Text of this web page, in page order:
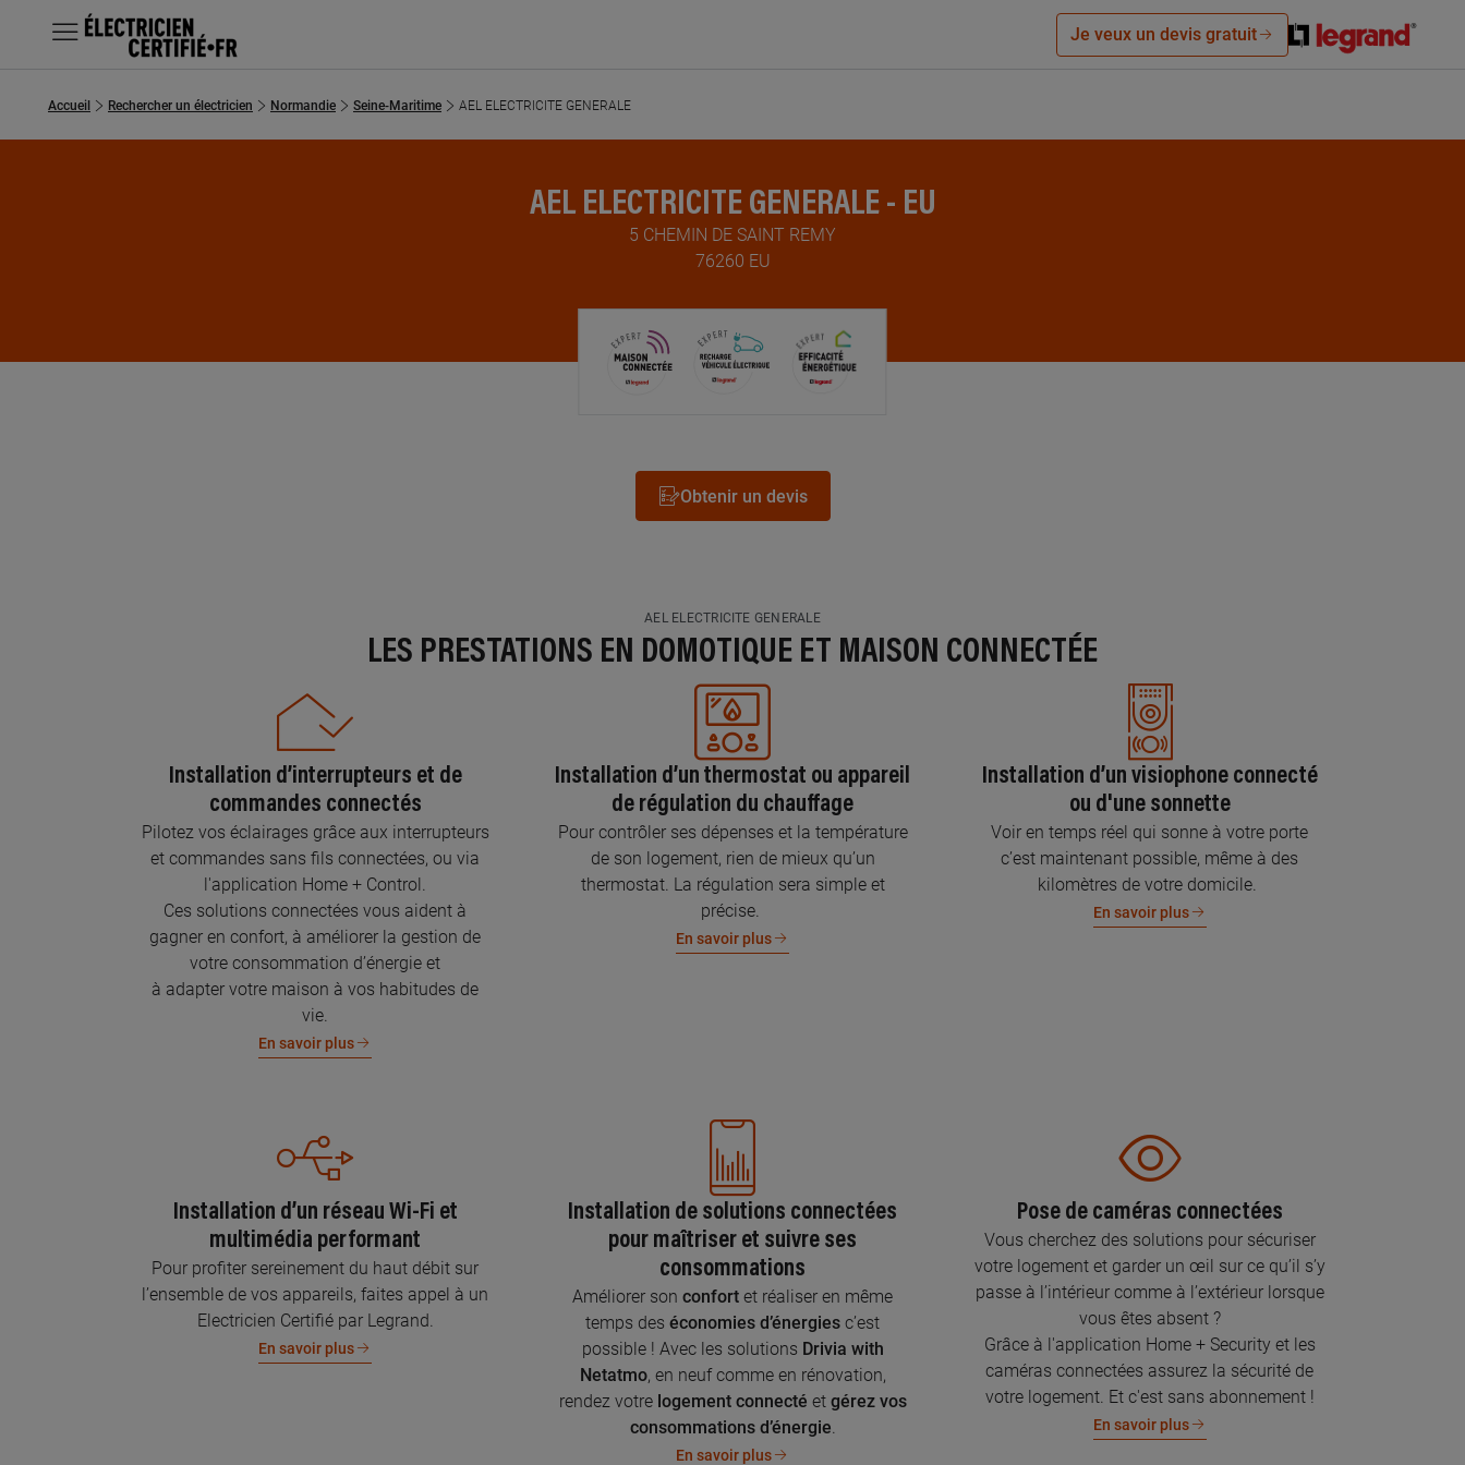
MENU
Chercher un électricien
Je veux un devis gratuit
Accueil Rechercher un électricien Normandie Seine-Maritime AEL ELECTRICITE GENERALE
AEL ELECTRICITE GENERALE - EU
5 CHEMIN DE SAINT REMY
76260 EU
Obtenir un devis
AEL ELECTRICITE GENERALE
LES PRESTATIONS EN DOMOTIQUE ET MAISON CONNECTÉE
Installation d’interrupteurs et de
commandes connectés
Pilotez vos éclairages grâce aux interrupteurs
et commandes sans fils connectées, ou via
l'application Home + Control.
Ces solutions connectées vous aident à
gagner en confort, à améliorer la gestion de
votre consommation d’énergie et
à adapter votre maison à vos habitudes de
vie.
En savoir plus
Installation d’un thermostat ou appareil
de régulation du chauffage
Pour contrôler ses dépenses et la température
de son logement, rien de mieux qu’un
thermostat. La régulation sera simple et
précise.
En savoir plus
Installation d’un visiophone connecté
ou d'une sonnette
Voir en temps réel qui sonne à votre porte
c’est maintenant possible, même à des
kilomètres de votre domicile.
En savoir plus
Installation d’un réseau Wi-Fi et
multimédia performant
Pour profiter sereinement du haut débit sur
l’ensemble de vos appareils, faites appel à un
Electricien Certifié par Legrand.
En savoir plus
Installation de solutions connectées
pour maîtriser et suivre ses
consommations
Améliorer son confort et réaliser en même
temps des économies d’énergies c’est
possible ! Avec les solutions Drivia with
Netatmo, en neuf comme en rénovation,
rendez votre logement connecté et gérez vos
consommations d’énergie.
En savoir plus
Pose de caméras connectées
Vous cherchez des solutions pour sécuriser
votre logement et garder un œil sur ce qu’il s’y
passe à l’intérieur comme à l’extérieur lorsque
vous êtes absent ?
Grâce à l'application Home + Security et les
caméras connectées assurez la sécurité de
votre logement. Et c'est sans abonnement !
En savoir plus